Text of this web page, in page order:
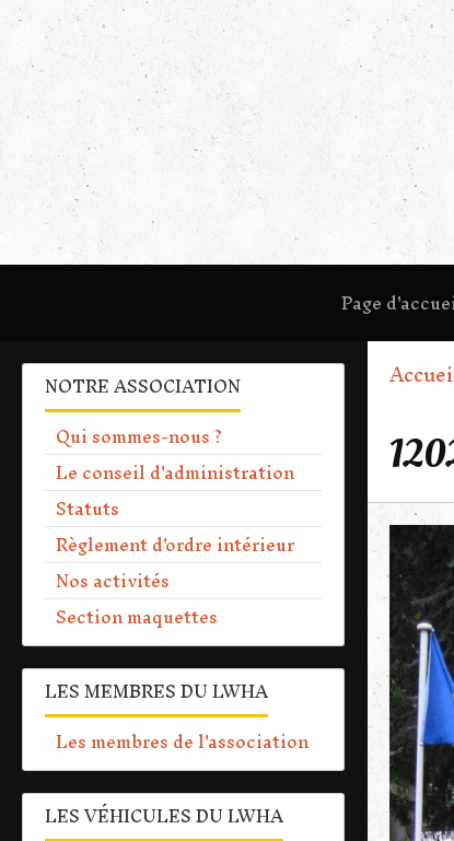
Page
NOTRE ASSOCIATION
Qui sommes-nous ?
Le conseil d'administration
Statuts
Règlement d'ordre intérieur
Nos activités
Section maquettes
LES MEMBRES DU LWHA
Les membres de l'association
LES VÉHICULES DU LWHA